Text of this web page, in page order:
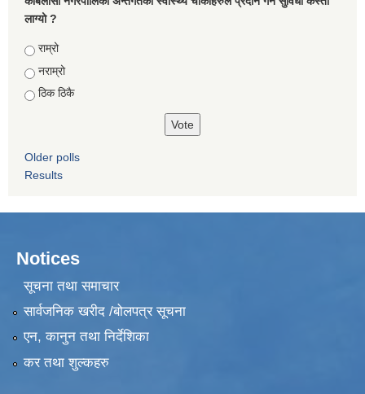
लाग्यो ?
Choices
राम्रो
नराम्रो
ठिक ठिकै
Older polls
Results
Notices
सूचना तथा समाचार
सार्वजनिक खरीद /बोलपत्र सूचना
एन, कानुन तथा निर्देशिका
कर तथा शुल्कहरु